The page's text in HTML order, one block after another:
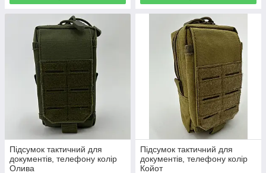
Підсумок тактичний для
документів, телефону колір
Олива
Підсумок тактичний для
документів, телефону колір
Койот